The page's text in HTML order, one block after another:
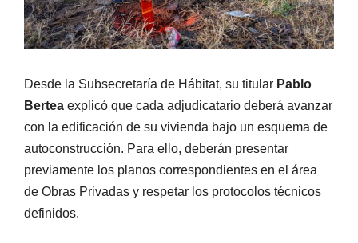
Desde la Subsecretaría de Hábitat, su titular Pablo
Bertea explicó que cada adjudicatario deberá avanzar
con la edificación de su vivienda bajo un esquema de
autoconstrucción. Para ello, deberán presentar
previamente los planos correspondientes en el área
de Obras Privadas y respetar los protocolos técnicos
definidos.